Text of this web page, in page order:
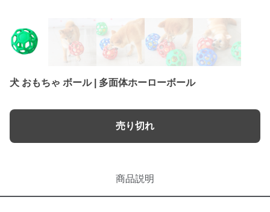
犬 おもちゃ ボール | 多面体ホーローボール
売り切れ
商品説明